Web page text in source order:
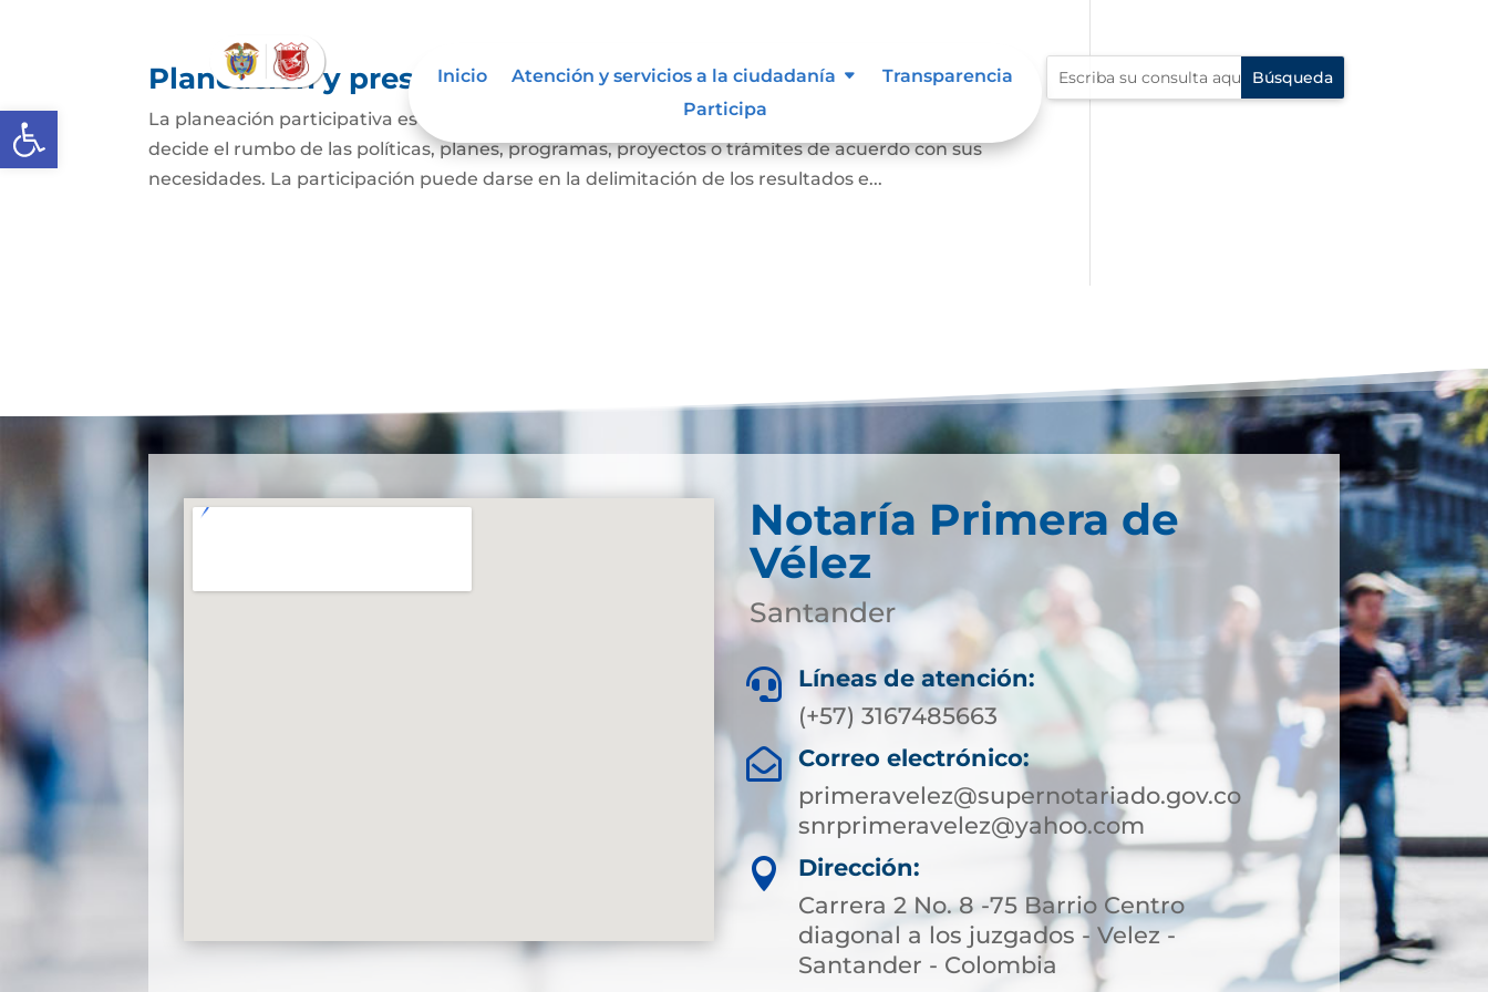
Abrir barra de herramientas
Inicio Atención y servicios a la ciudadanía
Transparencia
Participa
Planeación y presupuesto participativo.
La planeación participativa es entendida como el mecanismo mediante el cual la sociedad civil
decide el rumbo de las políticas, planes, programas, proyectos o trámites de acuerdo con sus
necesidades. La participación puede darse en la delimitación de los resultados e...
Notaría Primera de
Vélez
Santander

Líneas de atención:
(+57)3167485663

Correo electrónico:
primeravelez@supernotariado.gov.co
snrprimeravelez@yahoo.com

Dirección:
Carrera 2 No. 8 -75 Barrio Centro
diagonal a los juzgados - Velez -
Santander - Colombia